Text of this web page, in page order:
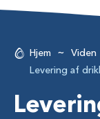
Hjem ~ Viden
Levering af